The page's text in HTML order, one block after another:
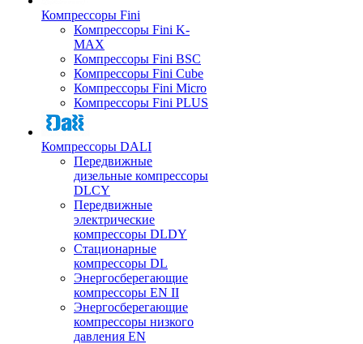
Компрессоры Fini
Компрессоры Fini K-
MAX
Компрессоры Fini BSC
Компрессоры Fini Cube
Компрессоры Fini Micro
Компрессоры Fini PLUS
Компрессоры DALI
Передвижные
дизельные компрессоры
DLCY
Передвижные
электрические
компрессоры DLDY
Стационарные
компрессоры DL
Энергосберегающие
компрессоры EN II
Энергосберегающие
компрессоры низкого
давления EN